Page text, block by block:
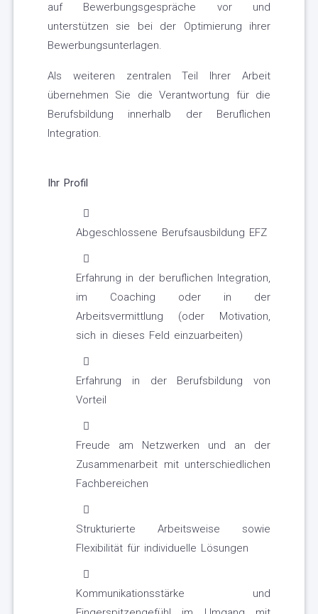
auf Bewerbungsgespräche vor und
unterstützen sie bei der Optimierung ihrer
Bewerbungsunterlagen.
Als weiteren zentralen Teil Ihrer Arbeit
übernehmen Sie die Verantwortung für die
Berufsbildung innerhalb der Beruflichen
Integration.
Ihr Profil
Abgeschlossene Berufsausbildung EFZ
Erfahrung in der beruflichen Integration,
im Coaching oder in der
Arbeitsvermittlung (oder Motivation,
sich in dieses Feld einzuarbeiten)
Erfahrung in der Berufsbildung von
Vorteil
Freude am Netzwerken und an der
Zusammenarbeit mit unterschiedlichen
Fachbereichen
Strukturierte Arbeitsweise sowie
Flexibilität für individuelle Lösungen
Kommunikationsstärke und